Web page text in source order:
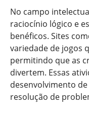
No campo
raciocínio lógico e
benéficos. Sites
variedade de jogos
permitindo que as
divertem. Essas
desenvolvimento
resolução de